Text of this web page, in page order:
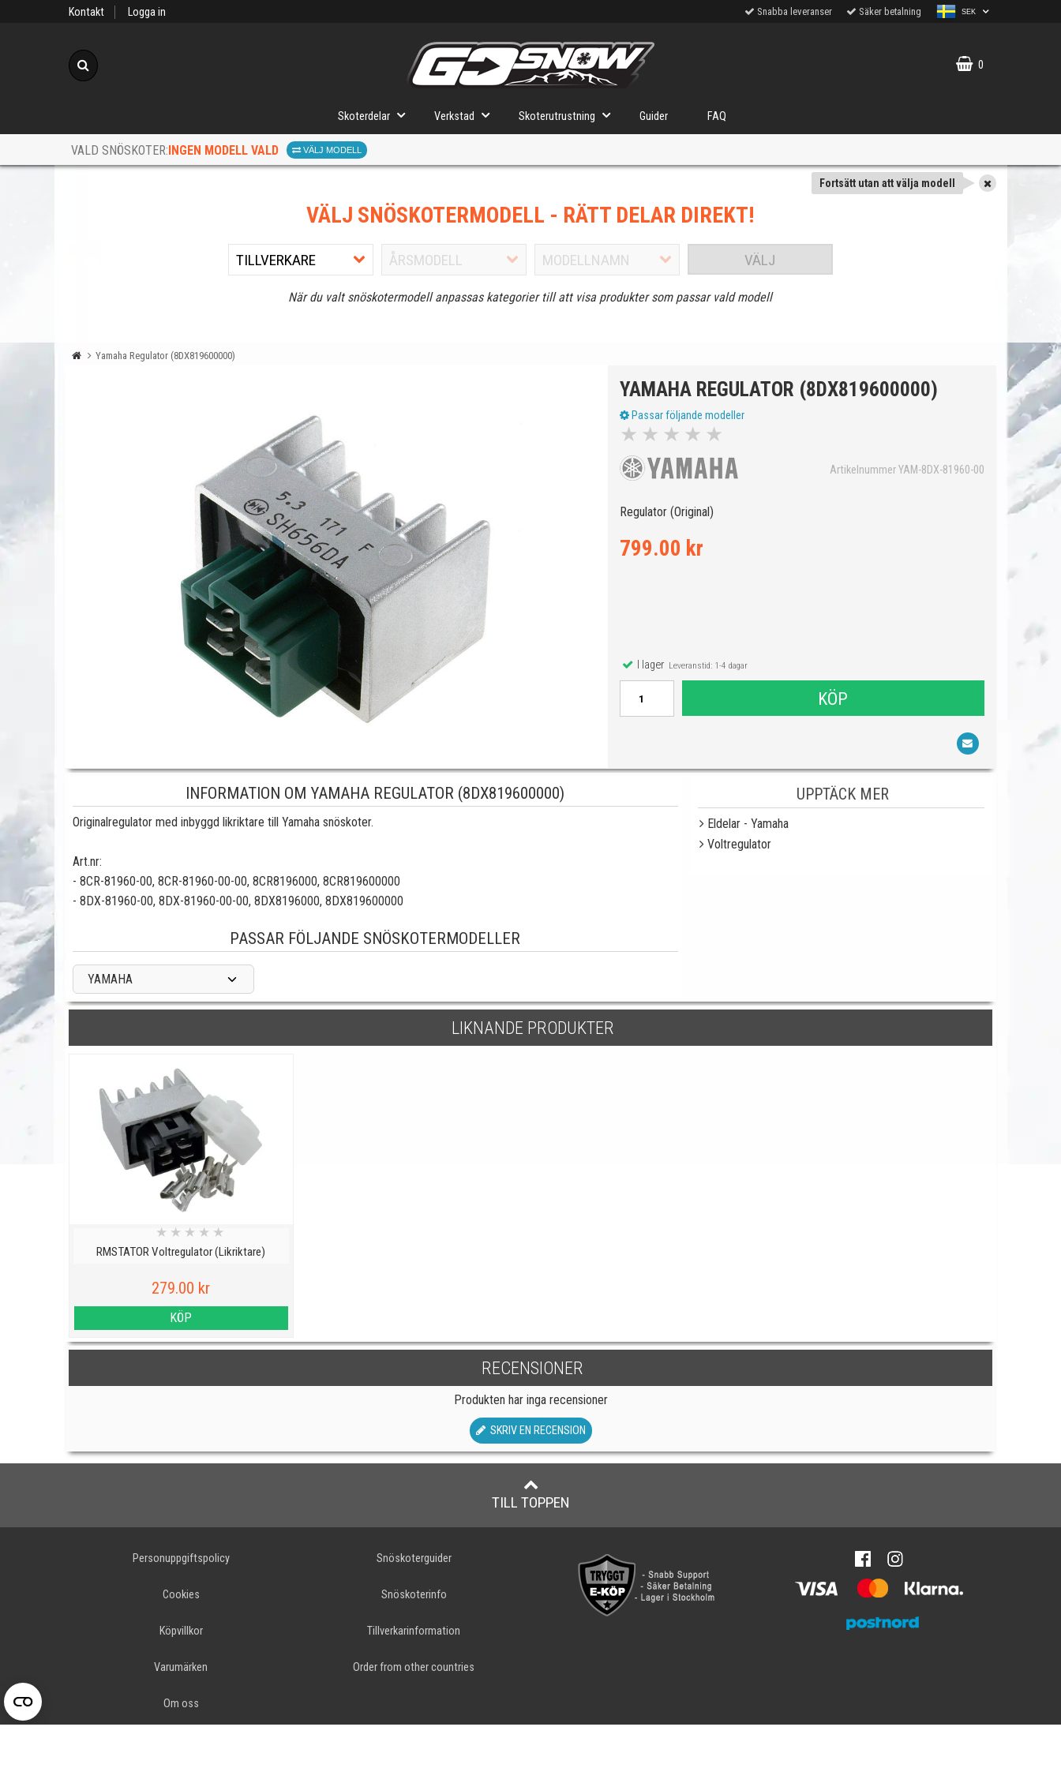
Kontakt Logga in Snabba leveranser Säker betalning SEK
0
Skoterdelar Verkstad Skoterutrustning Guider FAQ
VALD SNÖSKOTER:INGEN MODELL VALD VÄLJ MODELL
Fortsätt utan att välja modell
VÄLJ SNÖSKOTERMODELL - RÄTT DELAR DIREKT!
VÄLJ
När du valt snöskotermodell anpassas kategorier till att visa produkter som passar vald modell
Yamaha Regulator (8DX819600000)
YAMAHA REGULATOR (8DX819600000)
Passar följande modeller
★ ★ ★ ★ ★
Artikelnummer YAM-8DX-81960-00
Regulator (Original)
799.00 kr
I lagerLeveranstid: 1-4 dagar
KÖP
INFORMATION OM YAMAHA REGULATOR (8DX819600000)
Originalregulator med inbyggd likriktare till Yamaha snöskoter.
Art.nr:
- 8CR-81960-00, 8CR-81960-00-00, 8CR8196000, 8CR819600000
- 8DX-81960-00, 8DX-81960-00-00, 8DX8196000, 8DX819600000
PASSAR FÖLJANDE SNÖSKOTERMODELLER
YAMAHA
UPPTÄCK MER
Eldelar - Yamaha
Voltregulator
LIKNANDE PRODUKTER
RMSTATOR Voltregulator (Likriktare)
★ ★ ★ ★ ★
279.00 kr
KÖP
RECENSIONER
Produkten har inga recensioner
SKRIV EN RECENSION
TILL TOPPEN
Personuppgiftspolicy
Cookies
Köpvillkor
Varumärken
Om oss
Snöskoterguider
Snöskoterinfo
Tillverkarinformation
Order from other countries